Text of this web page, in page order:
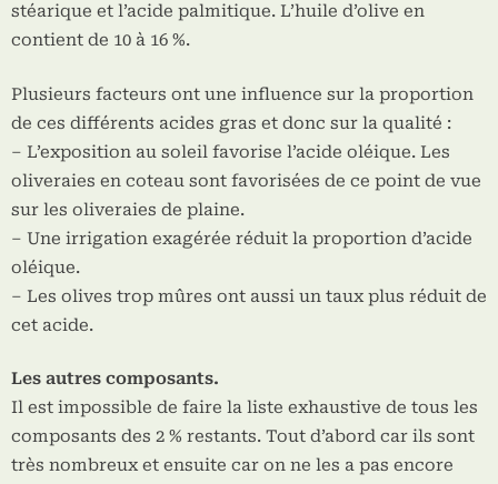
stéarique et l’acide palmitique. L’huile d’olive en
contient de 10 à 16 %.
Plusieurs facteurs ont une influence sur la proportion
de ces différents acides gras et donc sur la qualité :
– L’exposition au soleil favorise l’acide oléique. Les
oliveraies en coteau sont favorisées de ce point de vue
sur les oliveraies de plaine.
– Une irrigation exagérée réduit la proportion d’acide
oléique.
– Les olives trop mûres ont aussi un taux plus réduit de
cet acide.
Les autres composants.
Il est impossible de faire la liste exhaustive de tous les
composants des 2 % restants. Tout d’abord car ils sont
très nombreux et ensuite car on ne les a pas encore